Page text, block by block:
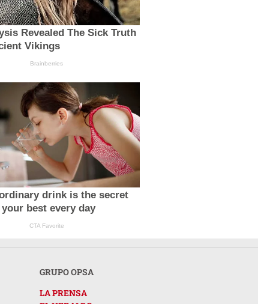
Revealed The Sick Truth
Vikings
Brainberries
drink is the secret
best every day
CTA Favorite
GRUPO OPSA
LA PRENSA